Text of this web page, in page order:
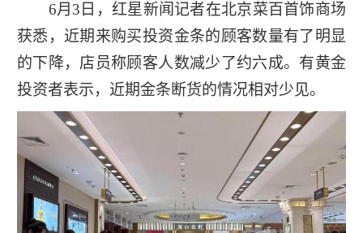
6月3日，红星新闻记者在北京菜百首饰商场
获悉，近期来购买投资金条的顾客数量有了明显
的下降，店员称顾客人数减少了约六成。有黄金
投资者表示，近期金条断货的情况相对少见。